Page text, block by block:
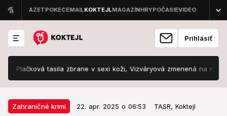
Prihlásiť
tasila zbrane v sexi koži, Vizváryová zmenená na nepoznanie!
Zahraničné krimi 22. apr. 2025 o 06:53 TASR, Koktejl
Zahraničné krimi 22. apr. 2025 o 06:53